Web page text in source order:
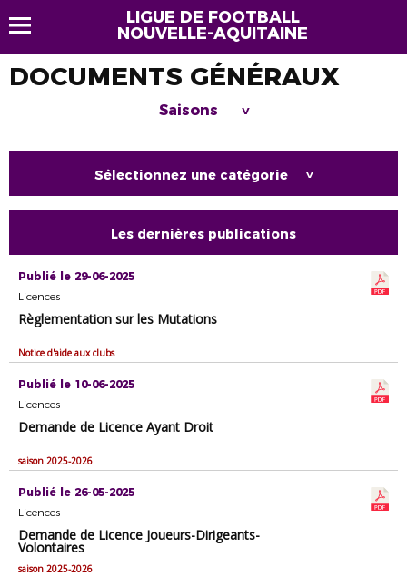
LIGUE DE FOOTBALL
NOUVELLE-AQUITAINE
DOCUMENTS GÉNÉRAUX
Saisons >
Sélectionnez une catégorie >
Les dernières publications
Publié le 29-06-2025
Licences
Règlementation sur les Mutations
Notice d'aide aux clubs
Publié le 10-06-2025
Licences
Demande de Licence Ayant Droit
saison 2025-2026
Publié le 26-05-2025
Licences
Demande de Licence Joueurs-Dirigeants-
Volontaires
saison 2025-2026